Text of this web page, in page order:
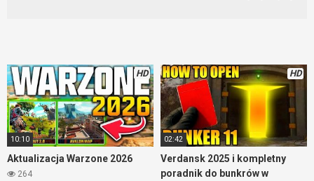
HD
10:10
Aktualizacja Warzone 2026
264
HD
02:42
Verdansk 2025 i kompletny
poradnik do bunkrów w